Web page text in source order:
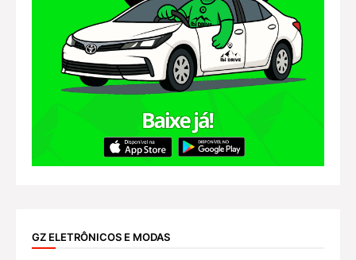
GZ ELETRÔNICOS E MODAS